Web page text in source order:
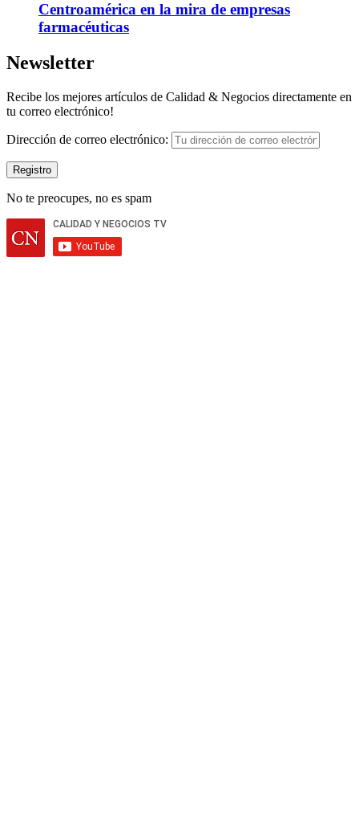
Centroamérica en la mira de empresas
farmacéuticas
Newsletter
Recibe los mejores artículos de Calidad & Negocios directamente en
tu correo electrónico!
Dirección de correo electrónico:
No te preocupes, no es spam